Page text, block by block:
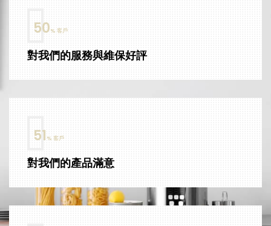
63% 客戶
對我們的服務與維保好評
64% 客戶
對我們的產品滿意